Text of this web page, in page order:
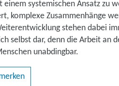
systemischen Ansatz zu
komplexe Zusammenhänge
stehen dabei
selbst dar, denn die Arbeit an
unabdingbar.